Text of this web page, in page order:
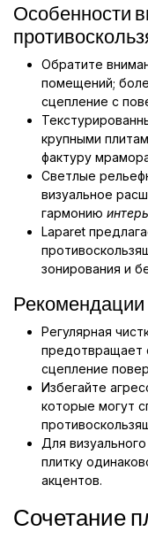
Особенности
Обратите
помещений;
сцепление с
крупными
фактуру
Светлые
визуальное
гармонию
Laparet
зонирования и
Рекомендации
Регулярная
предотвращает
сцепление
Избегайте
которые могут
Для визуального
плитку
акцентов.
Сочетание